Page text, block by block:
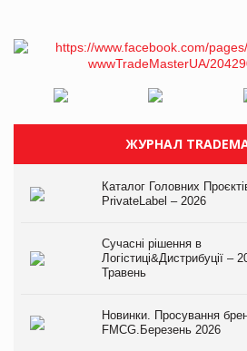
ЖУРНАЛ
Каталог Головних
PrivateLabel – 2026
Сучасні рішення в
Логістиці&Дистрибуції –
Травень
Новинки. Просування
FMCG.Березень 2026